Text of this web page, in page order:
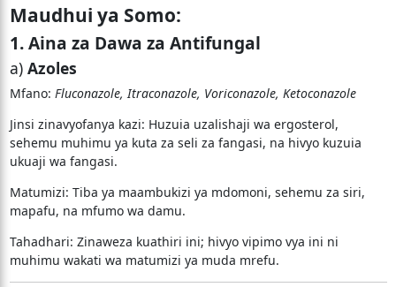
Maudhui ya Somo:
1. Aina za Dawa za Antifungal
a) Azoles
Mfano: Fluconazole, Itraconazole, Voriconazole, Ketoconazole
Jinsi zinavyofanya kazi: Huzuia uzalishaji wa ergosterol,
sehemu muhimu ya kuta za seli za fangasi, na hivyo kuzuia
ukuaji wa fangasi.
Matumizi: Tiba ya maambukizi ya mdomoni, sehemu za siri,
mapafu, na mfumo wa damu.
Tahadhari: Zinaweza kuathiri ini; hivyo vipimo vya ini ni
muhimu wakati wa matumizi ya muda mrefu.